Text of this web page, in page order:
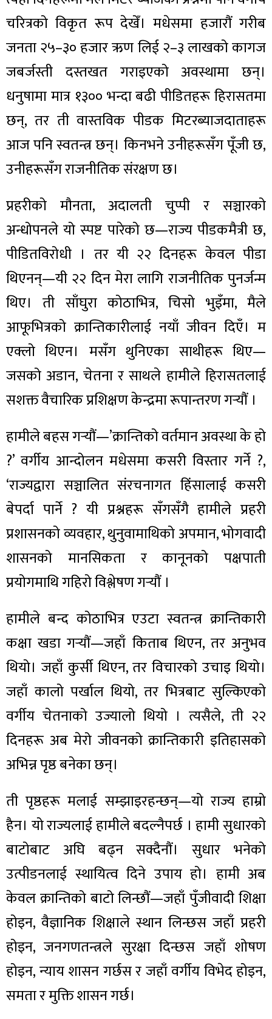
चरित्रको विकृत रूप देखेँ। मधेसमा हजारौं गरीब
जनता २५–३० हजार ऋण लिई २–३ लाखको कागज
जबर्जस्ती दस्तखत गराइएको अवस्थामा छन्।
धनुषामा मात्र १३०० भन्दा बढी पीडितहरू हिरासतमा
छन्, तर ती वास्तविक पीडक मिटरब्याजदाताहरू
आज पनि स्वतन्त्र छन्। किनभने उनीहरूसँग पूँजी छ,
उनीहरूसँग राजनीतिक संरक्षण छ।
प्रहरीको मौनता, अदालती चुप्पी र सञ्चारको
अन्धोपनले यो स्पष्ट पारेको छ—राज्य पीडकमैत्री छ,
पीडितविरोधी । तर यी २२ दिनहरू केवल पीडा
थिएनन्—यी २२ दिन मेरा लागि राजनीतिक पुनर्जन्म
थिए। ती साँघुरा कोठाभित्र, चिसो भुइँमा, मैले
आफूभित्रको क्रान्तिकारीलाई नयाँ जीवन दिएँ। म
एक्लो थिएन। मसँग थुनिएका साथीहरू थिए—
जसको अडान, चेतना र साथले हामीले हिरासतलाई
सशक्त वैचारिक प्रशिक्षण केन्द्रमा रूपान्तरण गर्‍यौं ।
हामीले बहस गर्‍यौं—’क्रान्तिको वर्तमान अवस्था के हो
?’ वर्गीय आन्दोलन मधेसमा कसरी विस्तार गर्ने ?,
‘राज्यद्वारा सञ्चालित संरचनागत हिंसालाई कसरी
बेपर्दा पार्ने ? यी प्रश्नहरू सँगसँगै हामीले प्रहरी
प्रशासनको व्यवहार, थुनुवामाथिको अपमान, भोगवादी
शासनको मानसिकता र कानूनको पक्षपाती
प्रयोगमाथि गहिरो विश्लेषण गर्‍यौं ।
हामीले बन्द कोठाभित्र एउटा स्वतन्त्र क्रान्तिकारी
कक्षा खडा गर्‍यौं—जहाँ किताब थिएन, तर अनुभव
थियो। जहाँ कुर्सी थिएन, तर विचारको उचाइ थियो।
जहाँ कालो पर्खाल थियो, तर भित्रबाट सुल्किएको
वर्गीय चेतनाको उज्यालो थियो । त्यसैले, ती २२
दिनहरू अब मेरो जीवनको क्रान्तिकारी इतिहासको
अभिन्न पृष्ठ बनेका छन्।
ती पृष्ठहरू मलाई सम्झाइरहन्छन्—यो राज्य हाम्रो
हैन। यो राज्यलाई हामीले बदल्नैपर्छ । हामी सुधारको
बाटोबाट अघि बढ्न सक्दैनौं। सुधार भनेको
उत्पीडनलाई स्थायित्व दिने उपाय हो। हामी अब
केवल क्रान्तिको बाटो लिन्छौं—जहाँ पुँजीवादी शिक्षा
होइन, वैज्ञानिक शिक्षाले स्थान लिन्छस जहाँ प्रहरी
होइन, जनगणतन्त्रले सुरक्षा दिन्छस जहाँ शोषण
होइन, न्याय शासन गर्छस र जहाँ वर्गीय विभेद होइन,
समता र मुक्ति शासन गर्छ।